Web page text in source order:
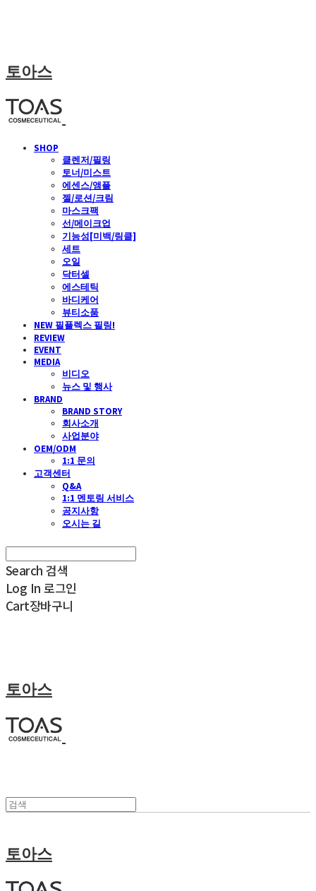
토아스
SHOP
클렌저/필링
토너/미스트
에센스/앰플
젤/로션/크림
마스크팩
선/메이크업
기능성[미백/링클]
세트
오일
닥터셀
에스테틱
바디케어
뷰티소품
NEW 필플렉스 필링!
REVIEW
EVENT
MEDIA
비디오
뉴스 및 행사
BRAND
BRAND STORY
회사소개
사업분야
OEM/ODM
1:1 문의
고객센터
Q&A
1:1 멘토링 서비스
공지사항
오시는 길
Search 검색
Log In 로그인
Cart장바구니
토아스
토아스